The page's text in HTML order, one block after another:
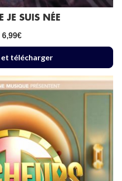
JE SUIS NÉE
6,99€
télécharger